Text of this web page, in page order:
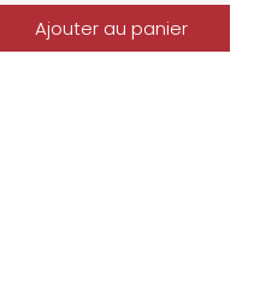
Ajouter au panier